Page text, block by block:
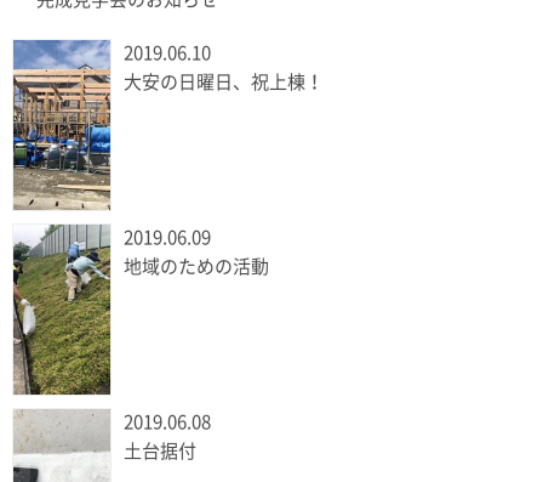
2019.06.10
大安の日曜日、祝上棟！
2019.06.09
地域のための活動
2019.06.08
土台据付